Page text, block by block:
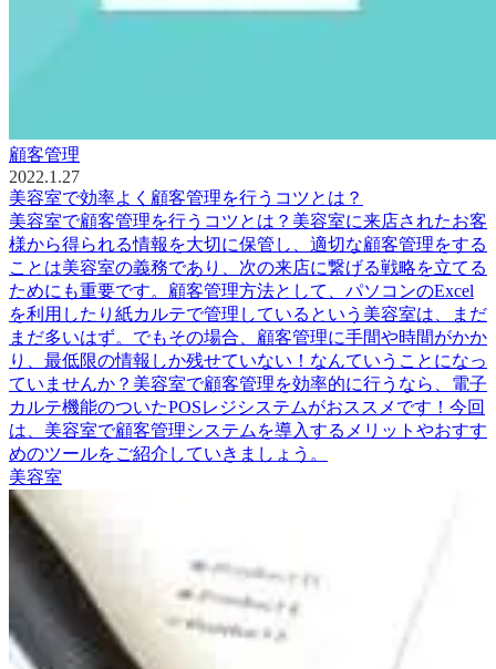
顧客管理
2022.1.27
美容室で効率よく顧客管理を行うコツとは？
美容室で顧客管理を行うコツとは？美容室に来店されたお客
様から得られる情報を大切に保管し、適切な顧客管理をする
ことは美容室の義務であり、次の来店に繋げる戦略を立てる
ためにも重要です。顧客管理方法として、パソコンのExcel
を利用したり紙カルテで管理しているという美容室は、まだ
まだ多いはず。でもその場合、顧客管理に手間や時間がかか
り、最低限の情報しか残せていない！なんていうことになっ
ていませんか？美容室で顧客管理を効率的に行うなら、電子
カルテ機能のついたPOSレジシステムがおススメです！今回
は、美容室で顧客管理システムを導入するメリットやおすす
めのツールをご紹介していきましょう。
美容室